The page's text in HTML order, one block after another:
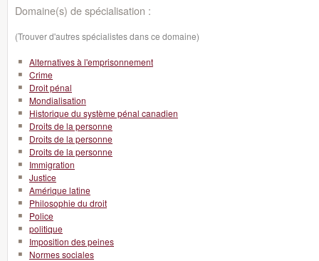
Domaine(s) de spécialisation :
(Trouver d'autres spécialistes dans ce domaine)
Alternatives à l'emprisonnement
Crime
Droit pénal
Mondialisation
Historique du système pénal canadien
Droits de la personne
Droits de la personne
Droits de la personne
Immigration
Justice
Amérique latine
Philosophie du droit
Police
politique
Imposition des peines
Normes sociales